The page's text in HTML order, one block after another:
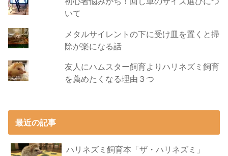
いて
メタルサイレントの下に受け皿を置くと掃
除が楽になる話
友人にハムスター飼育よりハリネズミ飼育
を薦めたくなる理由３つ
最近の記事
ハリネズミ飼育本「ザ・ハリネズミ」